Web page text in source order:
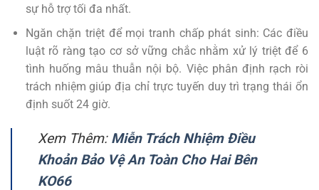
sự hỗ trợ tối đa nhất.
Ngăn chặn triệt để mọi tranh chấp phát sinh: Các điều
luật rõ ràng tạo cơ sở vững chắc nhằm xử lý triệt để 6
tình huống mâu thuẫn nội bộ. Việc phân định rạch ròi
trách nhiệm giúp địa chỉ trực tuyến duy trì trạng thái ổn
định suốt 24 giờ.
Xem Thêm: Miễn Trách Nhiệm Điều
Khoản Bảo Vệ An Toàn Cho Hai Bên
KO66